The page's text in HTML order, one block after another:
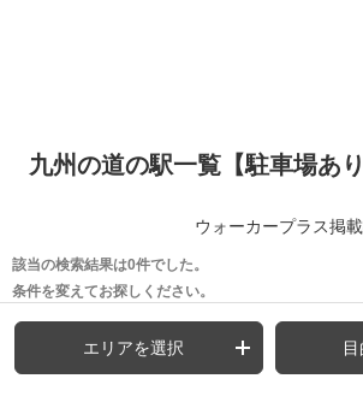
九州の道の駅一覧【駐車場あ
ウォーカープラス掲
該当の検索結果は0件でした。
条件を変えてお探しください。
エリアを選択